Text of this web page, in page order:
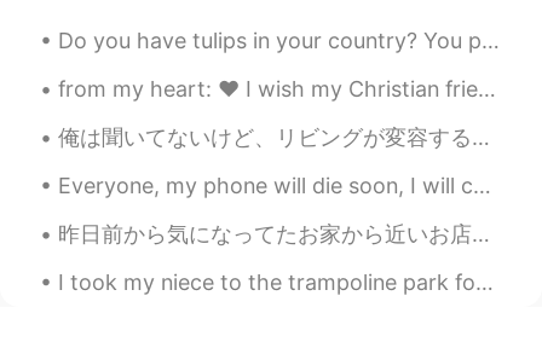
Do you have tulips in your country? You put the bulbs in the ground in the fall before the snow, ...
from my heart: ❤️ I wish my Christian friends & their families a merry and joyful Christmas 🎄 ❤️...
俺は聞いてないけど、リビングが変容するらしくて、今日は大工さんが来たんだ。俺がホットケーキの用意をしてる間に、大工さんはいろいろ回って確認して、"終わったらみんながくつろぐ場所あるから楽しみです...
Everyone, my phone will die soon, I will charge it tomorrow. Please be patient and I will reply a...
昨日前から気になってたお家から近いお店に一杯飲みに行った、友達と。そのお店は外から見たら普通にダーツなどできそうなだったんたけど、一回入ってみたら"店員さんめちゃくちゃ話してくれるやん、しかもか...
I took my niece to the trampoline park for the first time yesterday. After 2 hours I was exhauste...